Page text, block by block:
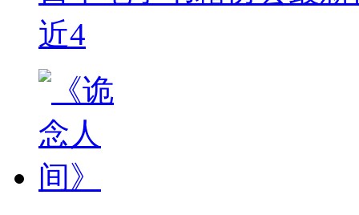
近4